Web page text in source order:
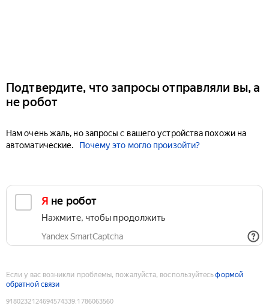
Подтвердите, что запросы отправляли вы, а
не робот
Нам очень жаль, но запросы с вашего устройства похожи на
автоматические.
Почему это могло произойти?
Я не робот
Нажмите, чтобы продолжить
Yandex SmartCaptcha
Если у вас возникли проблемы, пожалуйста, воспользуйтесьформой
обратной связи
9180232124694574339:1786063560